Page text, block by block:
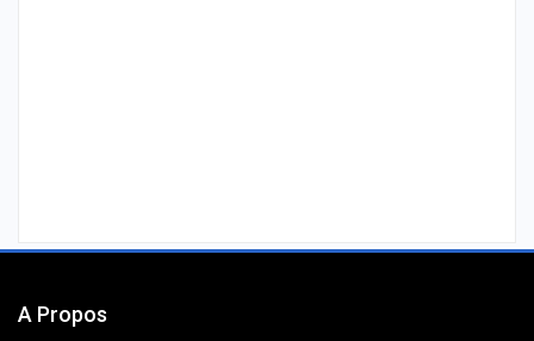
A Propos